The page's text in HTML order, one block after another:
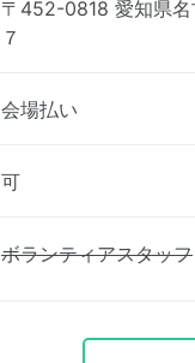
〒452-0818 愛知県
７
会場払い
可
ボランティアスタッフ